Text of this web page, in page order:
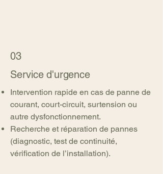
03
Service d'urgence
Intervention rapide en cas de panne de
courant, court-circuit, surtension ou
autre dysfonctionnement.
Recherche et réparation de pannes
(diagnostic, test de continuité,
vérification de l’installation).